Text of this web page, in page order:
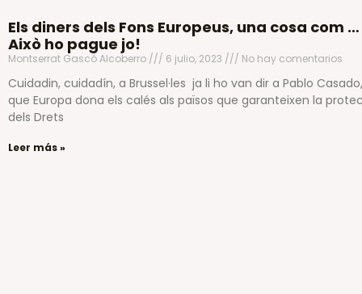
Els diners dels Fons Europeus, una cosa com …
Això ho pague jo!
Montserrat Gascó Alcoberro 6 julio, 2023 No hay comentarios
Cuidadin, cuidadín, a Brussel·les ja li ho van dir a Pablo Casado,
que Europa dona els calés als països que garanteixen la
dels Drets
Leer más »